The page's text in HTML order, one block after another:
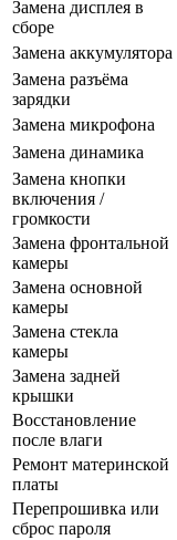
Замена дисплея в
сборе
Замена аккумулятора
Замена разъёма
зарядки
Замена микрофона
Замена динамика
Замена кнопки
включения /
громкости
Замена фронтальной
камеры
Замена основной
камеры
Замена стекла
камеры
Замена задней
крышки
Восстановление
после влаги
Ремонт материнской
платы
Перепрошивка или
сброс пароля